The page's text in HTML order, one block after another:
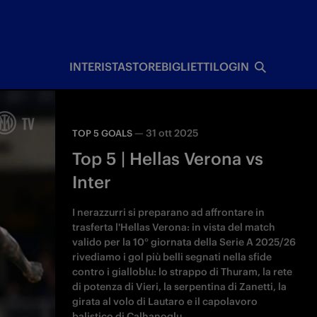
INTERISTASTOREBIGLIETTILOGIN
TOP 5 GOALS —31 ott 2025
Top 5 | Hellas Verona vs
Inter
I nerazzurri si preparano ad affrontare in
trasferta l'Hellas Verona: in vista del match
valido per la 10° giornata della Serie A 2025/26
rivediamo i gol più belli segnati nella sfide
contro i gialloblu: lo strappo di Thuram, la rete
di potenza di Vieri, la serpentina di Zanetti, la
girata al volo di Lautaro e il capolavoro